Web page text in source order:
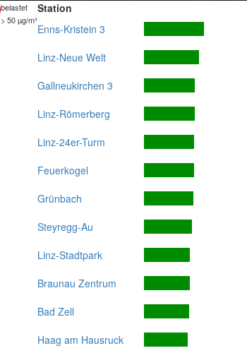
belastet
> 50 µg/m³
Station
Enns-Kristein 3
Linz-Neue Welt
Gallneukirchen 3
Linz-Römerberg
Linz-24er-Turm
Feuerkogel
Grünbach
Steyregg-Au
Linz-Stadtpark
Braunau Zentrum
Bad Zell
Haag am Hausruck